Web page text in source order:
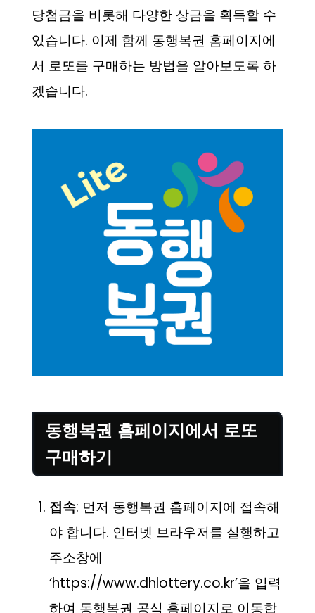
당첨금을 비롯해 다양한 상금을 획득할 수
있습니다. 이제 함께 동행복권 홈페이지에
서 로또를 구매하는 방법을 알아보도록 하
겠습니다.
동행복권 홈페이지에서 로또
구매하기
접속: 먼저 동행복권 홈페이지에 접속해
야 합니다. 인터넷 브라우저를 실행하고
주소창에
‘https://www.dhlottery.co.kr’을 입력
하여 동행복권 공식 홈페이지로 이동합